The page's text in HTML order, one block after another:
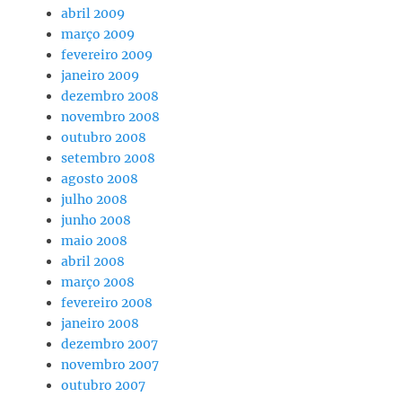
abril 2009
março 2009
fevereiro 2009
janeiro 2009
dezembro 2008
novembro 2008
outubro 2008
setembro 2008
agosto 2008
julho 2008
junho 2008
maio 2008
abril 2008
março 2008
fevereiro 2008
janeiro 2008
dezembro 2007
novembro 2007
outubro 2007